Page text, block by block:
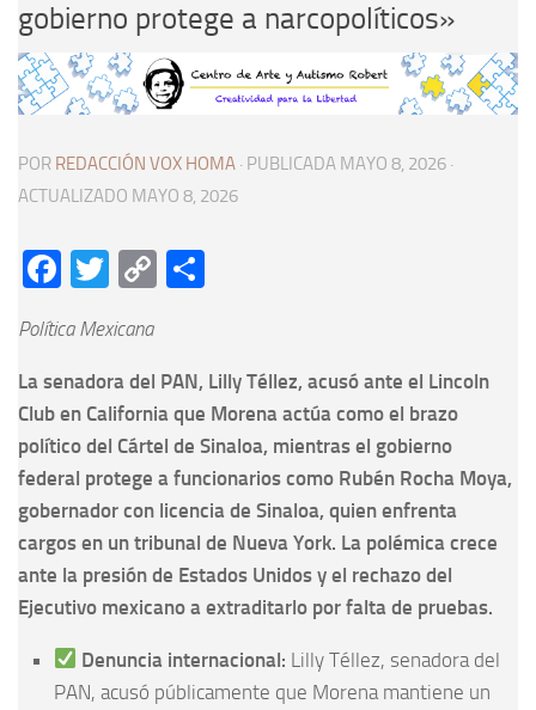
gobierno protege a narcopolíticos»
POR REDACCIÓN VOX HOMA · PUBLICADA MAYO 8, 2026 ·
ACTUALIZADO MAYO 8, 2026
Facebook
Twitter
Copy
Política Mexicana
La senadora del PAN, Lilly Téllez, acusó ante el Lincoln
Club en California que Morena actúa como el brazo
político del Cártel de Sinaloa, mientras el gobierno
federal protege a funcionarios como Rubén Rocha Moya,
gobernador con licencia de Sinaloa, quien enfrenta
cargos en un tribunal de Nueva York. La polémica crece
ante la presión de Estados Unidos y el rechazo del
Ejecutivo mexicano a extraditarlo por falta de pruebas.
Denuncia internacional: Lilly Téllez, senadora del
PAN, acusó públicamente que Morena mantiene un